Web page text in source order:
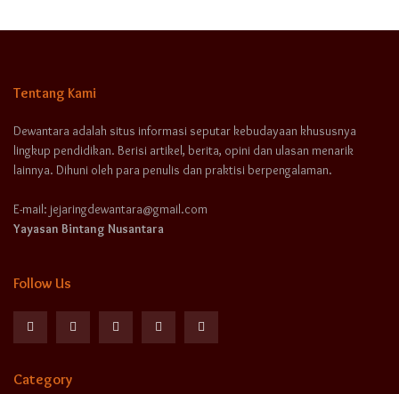
Tentang Kami
Dewantara adalah situs informasi seputar kebudayaan khususnya
lingkup pendidikan. Berisi artikel, berita, opini dan ulasan menarik
lainnya. Dihuni oleh para penulis dan praktisi berpengalaman.
E-mail: jejaringdewantara@gmail.com
Yayasan Bintang Nusantara
Follow Us
Category